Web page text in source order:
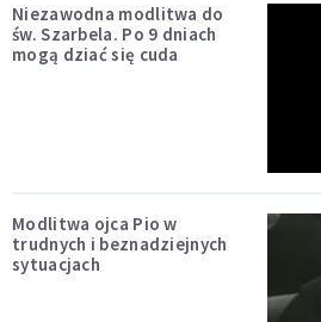
Niezawodna modlitwa do
św. Szarbela. Po 9 dniach
mogą dziać się cuda
Modlitwa ojca Pio w
trudnych i beznadziejnych
sytuacjach